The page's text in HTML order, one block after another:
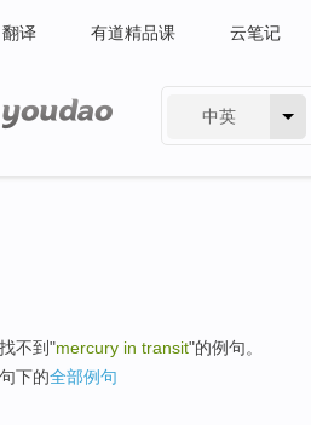
翻译 有道精品课 云笔记
中英
不到"mercury in transit"的例句。
下的全部例句